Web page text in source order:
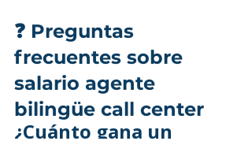
❓ Preguntas
frecuentes sobre
salario agente
bilingüe call center
¿Cuánto gana un